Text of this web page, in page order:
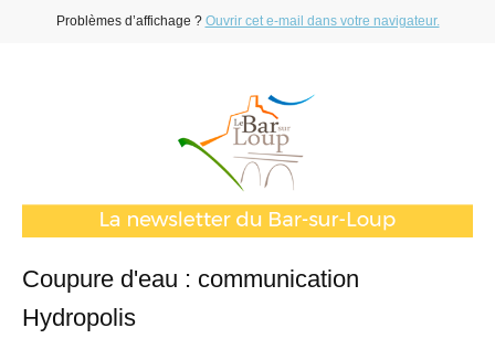
Problèmes d’affichage ? Ouvrir cet e-mail dans votre navigateur.
Coupure d'eau : communication
Hydropolis